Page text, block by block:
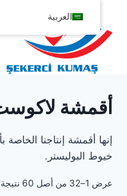
المحتوى
أقمشة
إنها أقمشة إنتاجنا
خيوط البوليستر.
عرض 1–32 من أصل 60 نتيجة
العربية